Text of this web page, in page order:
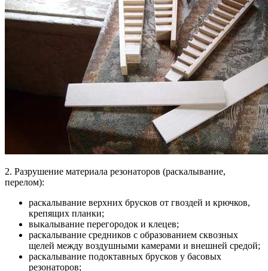
2. Разрушение материала резонаторов (раскалывание,
перелом):
раскалывание верхних брусков от гвоздей и крючков,
крепящих планки;
выкалывание перегородок и клецев;
раскалывание средников c образованием сквозных
щелей между воздушными камерами и внешней средой;
раскалывание подоктавных брусков y басовых
резонаторов;